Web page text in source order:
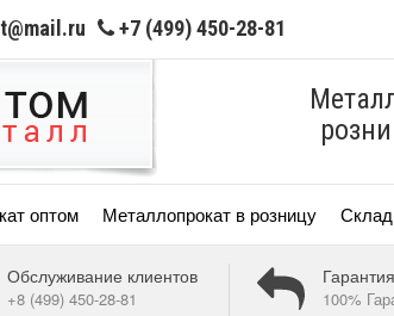
+7 (499) 450-28-81
оптом Металлопрокат в розницу
Обслуживание клиентов
+8 (499) 450-28-81 100%